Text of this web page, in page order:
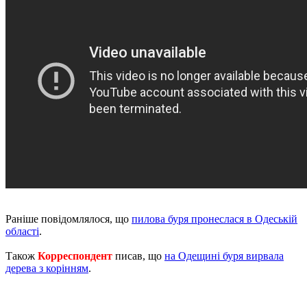
Раніше повідомлялося, що пилова буря пронеслася в Одеській
області.
Також Корреспондент писав, що на Одещині буря вирвала
дерева з корінням.